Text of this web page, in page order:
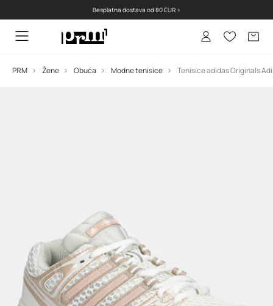
Besplatna dostava od 80 EUR >
PRM Žene Obuća Modne tenisice